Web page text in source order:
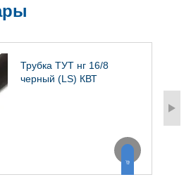
Трубка ТУТ нг 16/8
черный (LS) КВТ